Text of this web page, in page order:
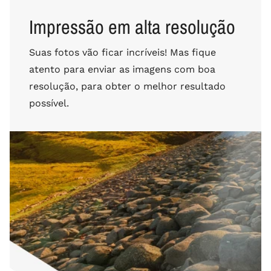
Impressão em alta resolução
Suas fotos vão ficar incríveis! Mas fique
atento para enviar as imagens com boa
resolução, para obter o melhor resultado
possível.